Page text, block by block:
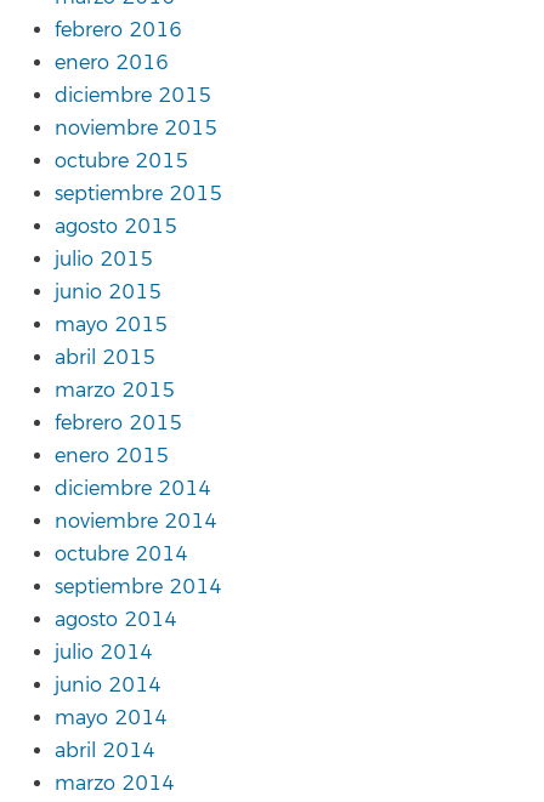
febrero 2016
enero 2016
diciembre 2015
noviembre 2015
octubre 2015
septiembre 2015
agosto 2015
julio 2015
junio 2015
mayo 2015
abril 2015
marzo 2015
febrero 2015
enero 2015
diciembre 2014
noviembre 2014
octubre 2014
septiembre 2014
agosto 2014
julio 2014
junio 2014
mayo 2014
abril 2014
marzo 2014